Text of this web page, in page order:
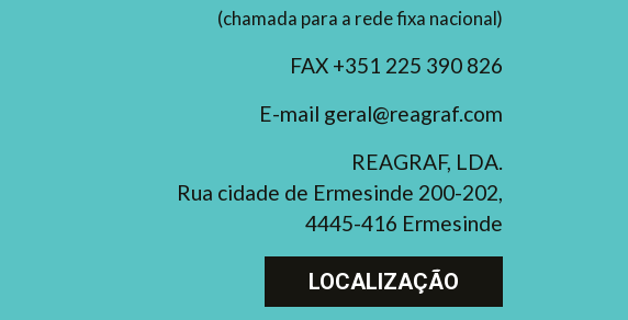
(chamada para a rede fixa nacional)
FAX +351 225 390 826
E-mail geral@reagraf.com
REAGRAF, LDA.
Rua cidade de Ermesinde 200-202,
4445-416 Ermesinde
LOCALIZAÇÃO